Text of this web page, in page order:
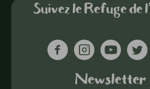
Suivez le Refuge de
Newsletter